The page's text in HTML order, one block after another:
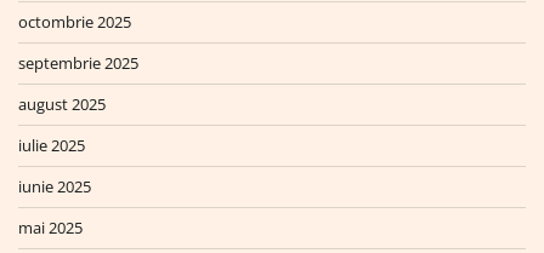
octombrie 2025
septembrie 2025
august 2025
iulie 2025
iunie 2025
mai 2025